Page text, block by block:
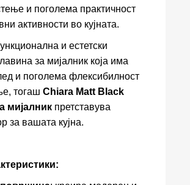
и поголема практичност
активности во кујната.
и естетски
за мијалник која има
и поголема флексибилност
тогаш Chiara Matt Black
мијалник претставува
за вашата кујна.